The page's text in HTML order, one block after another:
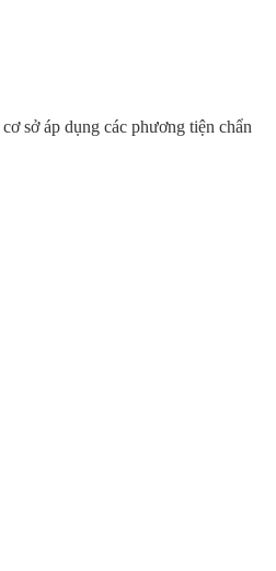
sở áp dụng các phương tiện chẩn